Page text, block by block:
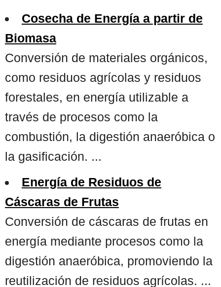
Cosecha de Energía a partir de
Biomasa
Conversión de materiales orgánicos,
como residuos agrícolas y residuos
forestales, en energía utilizable a
través de procesos como la
combustión, la digestión anaeróbica o
la gasificación. ...
Energía de Residuos de
Cáscaras de Frutas
Conversión de cáscaras de frutas en
energía mediante procesos como la
digestión anaeróbica, promoviendo la
reutilización de residuos agrícolas. ...